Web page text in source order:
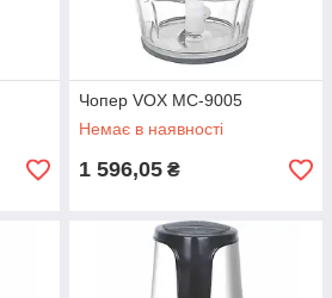
Чопер VOX MC-9005
Немає в наявності
1 596,05 ₴